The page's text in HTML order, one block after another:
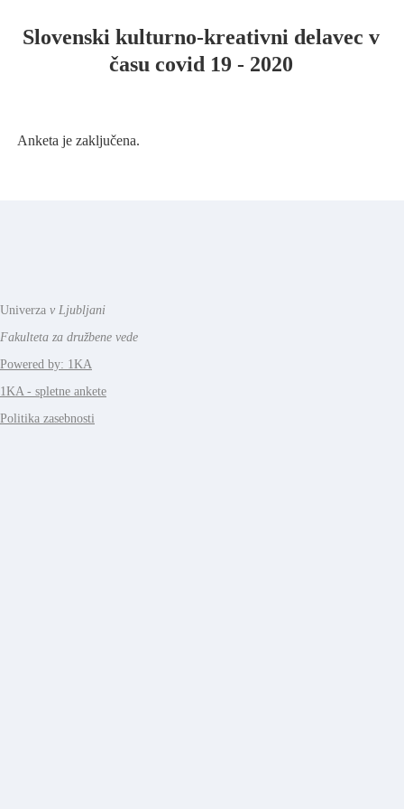
Slovenski kulturno-kreativni delavec v
času covid 19 - 2020
Anketa je zaključena.
Univerza v Ljubljani
Fakulteta za družbene vede
Powered by: 1KA
1KA - spletne ankete
Politika zasebnosti